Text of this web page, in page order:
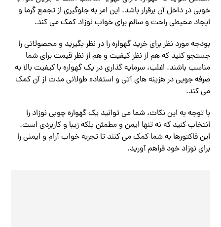
خوبی در داخل آن برقرار باشد. این امر به جلوگیری از تجمع گرما و
ایجاد محیطی راحت و سالم برای خواب نوزاد کمک می کند.
بودجه مورد نظر برای خرید گهواره را در نظر بگیرید و محصولاتی را
جستجو کنید که هم از نظر کیفیت و هم از نظر قیمت برای شما
مناسب باشند. اغلب، سرمایه گذاری در یک گهواره با کیفیت بالا به
صرفه جویی در هزینه های آتی و استفاده طولانی مدت از آن کمک
می کند.
با توجه به این نکات، شما می توانید یک گهواره چوبی نوزاد را
انتخاب کنید که نه تنها ایمن و مطمئن بلکه زیبا و کاربردی است.
این فاکتورها به شما کمک می کنند تا تجربه خواب آرام و ایمنی را
برای نوزاد خود فراهم آورید.